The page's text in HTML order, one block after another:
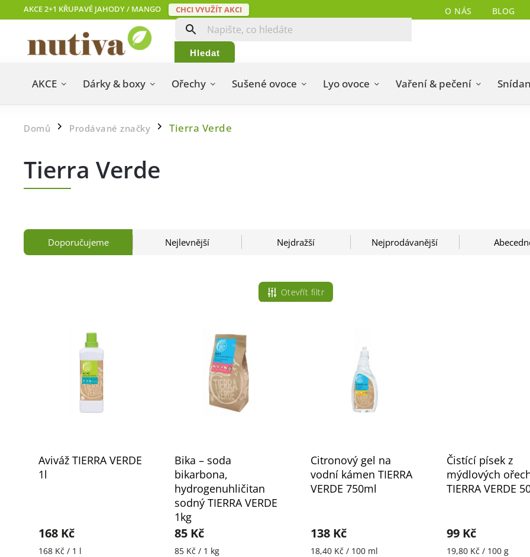
AKCE 2+1 KŘUPAVÉ JAHODY / MANGO CHCI VYUŽÍT AKCI O NÁS BLOG
Hledat
AKCE Dárky & boxy Ořechy Sušené ovoce Lyo ovoce Vaření & pečení
Domů / Prodávané značky / Tierra Verde
Tierra Verde
Doporučujeme Nejlevnější Nejdražší Nejprodávanější
Otevřít filtr
Aviváž TIERRA VERDE
1l
168 Kč
168 Kč / 1 l
Bika – soda
bikarbona,
hydrogenuhličitan
sodný TIERRA VERDE
1kg
85 Kč
85 Kč / 1 kg
Citronový gel na
vodní kámen TIERRA
VERDE 750ml
138 Kč
18,40 Kč / 100 ml
Čistící písek z
mýdlových
TIERRA VERDE
99 Kč
19,80 Kč / 100 g